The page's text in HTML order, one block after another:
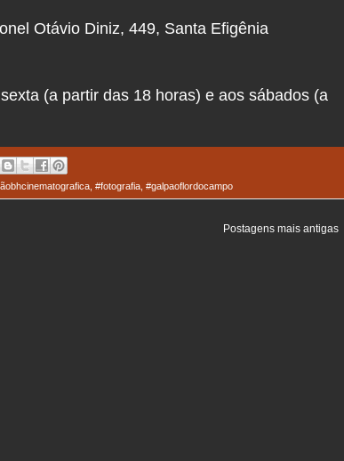
Otávio Diniz, 449, Santa Efigênia
(a partir das 18 horas) e aos sábados (a
#fotografia #galpaoflordocampo
Postagens mais antigas